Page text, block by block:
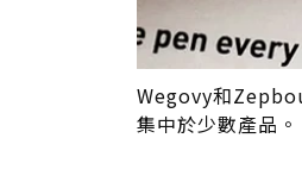
Wegovy和
集中於少數產品